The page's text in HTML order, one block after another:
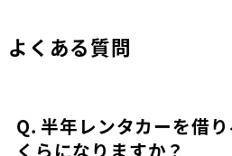
よくある質問
Q. 半年レンタカーを借
くらになりますか？